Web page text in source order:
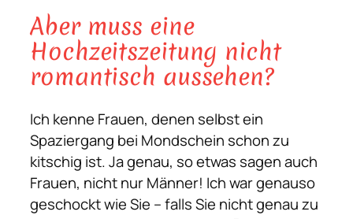
h
e
"
e
n
g
e
Aber muss eine
Hochzeitszeitung nicht
romantisch aussehen?
Ich kenne Frauen, denen selbst ein
Spaziergang bei Mondschein schon zu
kitschig ist. Ja genau, so etwas sagen auch
Frauen, nicht nur Männer! Ich war genauso
geschockt wie Sie – falls Sie nicht genau zu